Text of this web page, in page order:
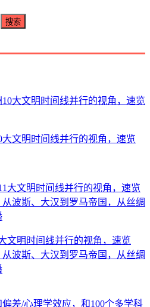
搜索
文明时间线并行的视角，速览
文明时间线并行的视角，速览
波斯、大汉到罗马帝国，从丝绸